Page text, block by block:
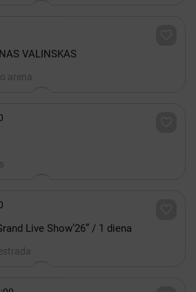
VALINSKAS
arena
Live Show’26” / 1 diena